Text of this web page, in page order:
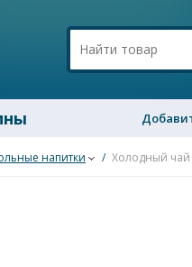
напитки / Холодный чай